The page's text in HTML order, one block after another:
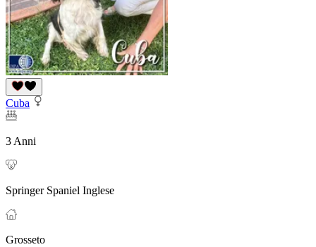
Cuba
3 Anni
Springer Spaniel Inglese
Grosseto